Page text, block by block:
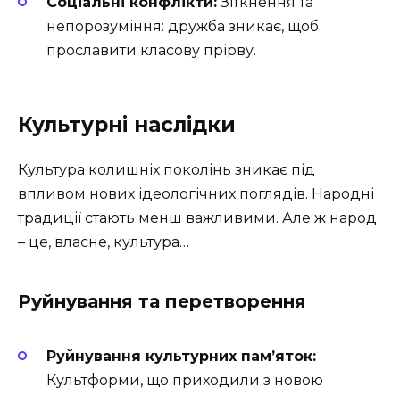
непорозуміння: дружба зникає, щоб
прославити класову прірву.
Культурні наслідки
Культура колишніх поколінь зникає під
впливом нових ідеологічних поглядів. Народні
традиції стають менш важливими. Але ж народ
– це, власне, культура…
Руйнування та перетворення
Руйнування культурних пам’яток:
Культформи, що приходили з новою